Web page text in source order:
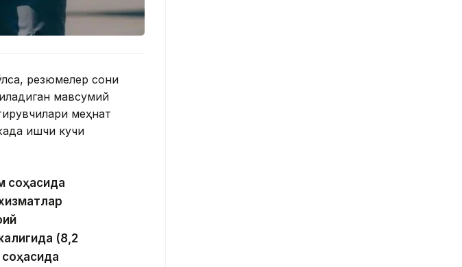
резюмелер сони
мавсумий
меҳнат
ишчи кучи
соҳасида
(8,2